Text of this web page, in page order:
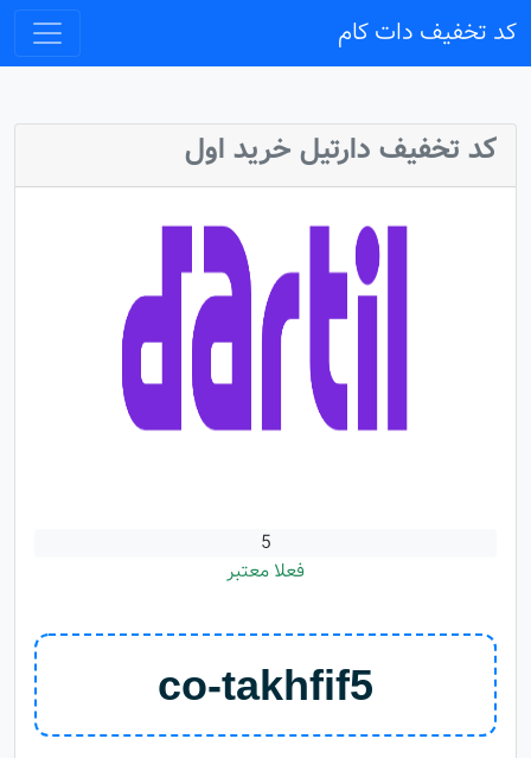
کد تخفیف دات کام
کد تخفیف دارتیل خرید اول
5
فعلا معتبر